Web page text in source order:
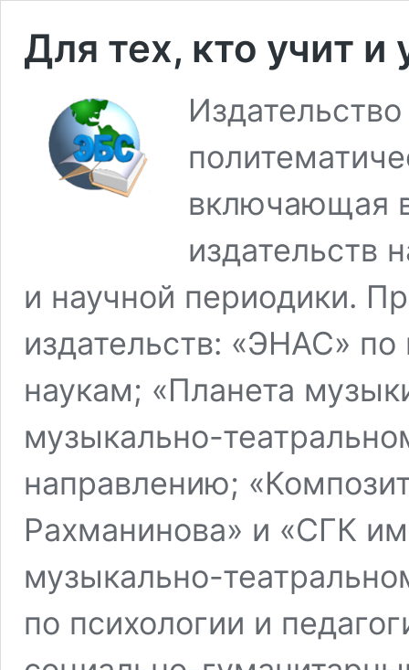
Для тех, кто учит и
включающая
издательств
и научной периодики.
издательств: «ЭНАС»
наукам; «Планета
музыкально-
направлению;
Рахманинова» и «СГК
музыкально-
по психологии и